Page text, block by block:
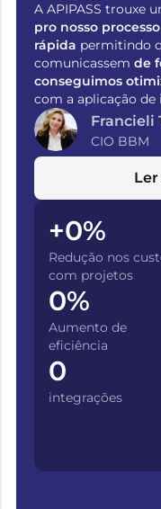
A APIPASS trouxe
pro nosso
rápida permitindo
comunicassem de
conseguimos
com a aplicação
Francieli
CIO BBM
Redução nos
com projetos
+0%
Aumento de
eficiência
0%
integrações
0